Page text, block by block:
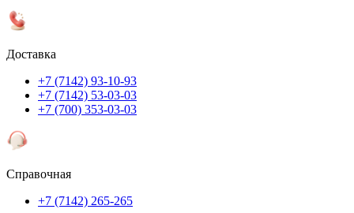
Доставка
+7 (7142) 93-10-93
+7 (7142) 53-03-03
+7 (700) 353-03-03
Справочная
+7 (7142) 265-265